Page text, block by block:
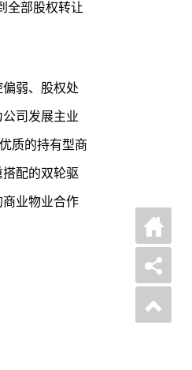
全部股权转让
弱、股权处
司发展主业
质的持有型商
配的双轮驱
业物业合作